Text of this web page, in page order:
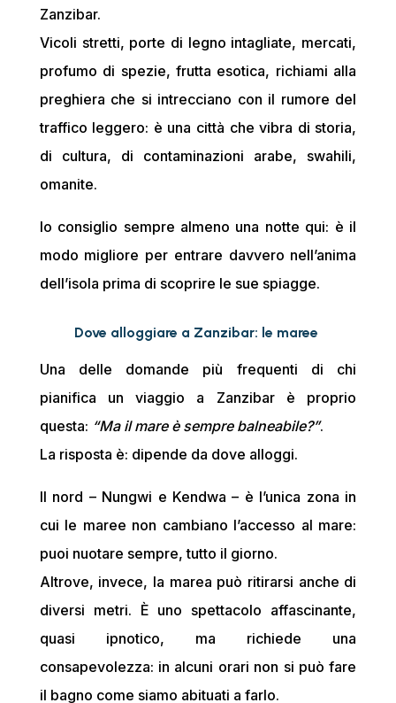
Zanzibar.
Vicoli stretti, porte di legno intagliate, mercati,
profumo di spezie, frutta esotica, richiami alla
preghiera che si intrecciano con il rumore del
traffico leggero: è una città che vibra di storia,
di cultura, di contaminazioni arabe, swahili,
omanite.
Io consiglio sempre almeno una notte qui: è il
modo migliore per entrare davvero nell’anima
dell’isola prima di scoprire le sue spiagge.
Dove alloggiare a Zanzibar: le maree
Una delle domande più frequenti di chi
pianifica un viaggio a Zanzibar è proprio
questa: “Ma il mare è sempre balneabile?”.
La risposta è: dipende da dove alloggi.
Il nord – Nungwi e Kendwa – è l’unica zona in
cui le maree non cambiano l’accesso al mare:
puoi nuotare sempre, tutto il giorno.
Altrove, invece, la marea può ritirarsi anche di
diversi metri. È uno spettacolo affascinante,
quasi ipnotico, ma richiede una
consapevolezza: in alcuni orari non si può fare
il bagno come siamo abituati a farlo.